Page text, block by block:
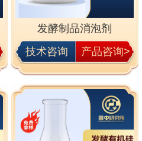
发酵制品消泡剂
技术咨询
产品咨询>